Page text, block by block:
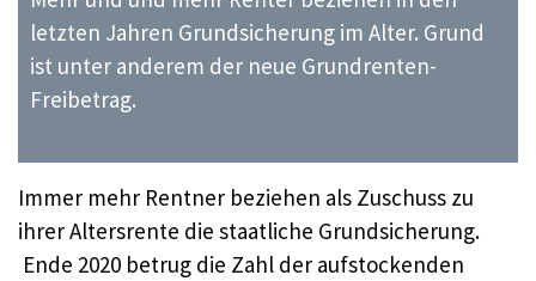
letzten Jahren Grundsicherung im Alter. Grund
ist unter anderem der neue Grundrenten-
Freibetrag.
Immer mehr Rentner beziehen als Zuschuss zu
ihrer Altersrente die staatliche Grundsicherung.
Ende 2020 betrug die Zahl der aufstockenden